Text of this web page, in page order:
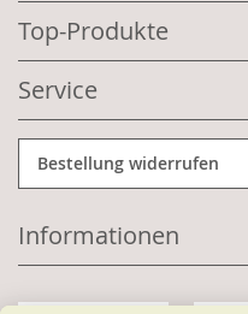
Top-Produkte
Service
Bestellung widerrufen
Informationen